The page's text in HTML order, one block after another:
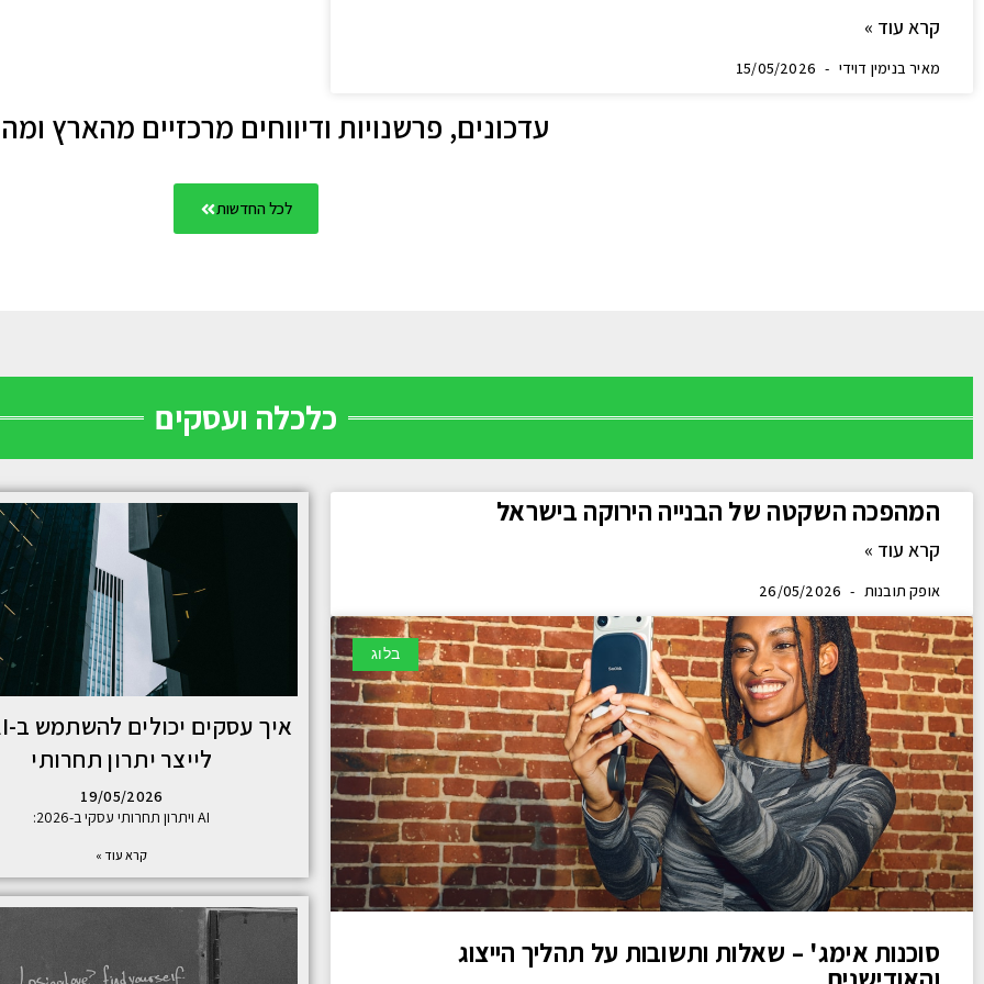
קרא עוד »
מאיר בנימין דוידי
עדכונים, פרשנויות ודיווחים מרכזיים מהארץ
לכל החדשות
כלכלה ועסקים
המהפכה השקטה של הבנייה הירוקה בישראל
קרא עוד »
אופק תובנות
בלוג
סוכנות אימג' – שאלות ותשובות על תהליך הייצוג
לייצר יתרון תחרותי
19/05/2026
AI ויתרון תחרותי עסקי ב-2026:
קרא עוד »